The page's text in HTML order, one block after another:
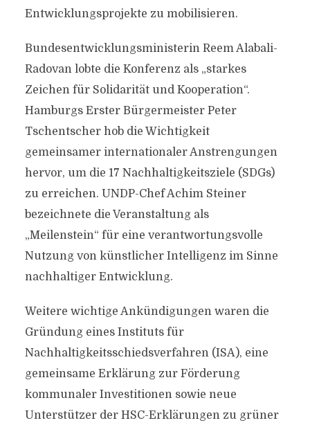
Entwicklungsprojekte zu mobilisieren.
Bundesentwicklungsministerin Reem Alabali-
Radovan lobte die Konferenz als „starkes
Zeichen für Solidarität und Kooperation“.
Hamburgs Erster Bürgermeister Peter
Tschentscher hob die Wichtigkeit
gemeinsamer internationaler Anstrengungen
hervor, um die 17 Nachhaltigkeitsziele (SDGs)
zu erreichen. UNDP-Chef Achim Steiner
bezeichnete die Veranstaltung als
„Meilenstein“ für eine verantwortungsvolle
Nutzung von künstlicher Intelligenz im Sinne
nachhaltiger Entwicklung.
Weitere wichtige Ankündigungen waren die
Gründung eines Instituts für
Nachhaltigkeitsschiedsverfahren (ISA), eine
gemeinsame Erklärung zur Förderung
kommunaler Investitionen sowie neue
Unterstützer der HSC-Erklärungen zu grüner